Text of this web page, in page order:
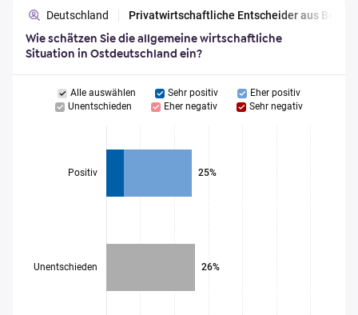
Deutschland Privatwirtschaftliche Entscheider aus Berlin,
Wie schätzen Sie die allgemeine wirtschaftliche
Situation in Ostdeutschland ein?
Alle auswählen Sehr positiv
Eher positiv
Unentschieden
Eher negativ Sehr negativ
25%
26%
Positiv
Unentschieden